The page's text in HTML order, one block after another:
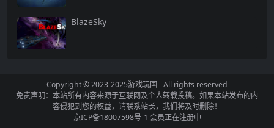
BlazeSky
Copyright © 2023-2025游戏玩国- All rights reserved
免责声明：本站所有内容来源于互联网及个人转载投稿。如果本站发布的内
容侵犯到您的权益，请联系站长，我们将及时删除！
京ICP备18007598号-1 会员正在注册中